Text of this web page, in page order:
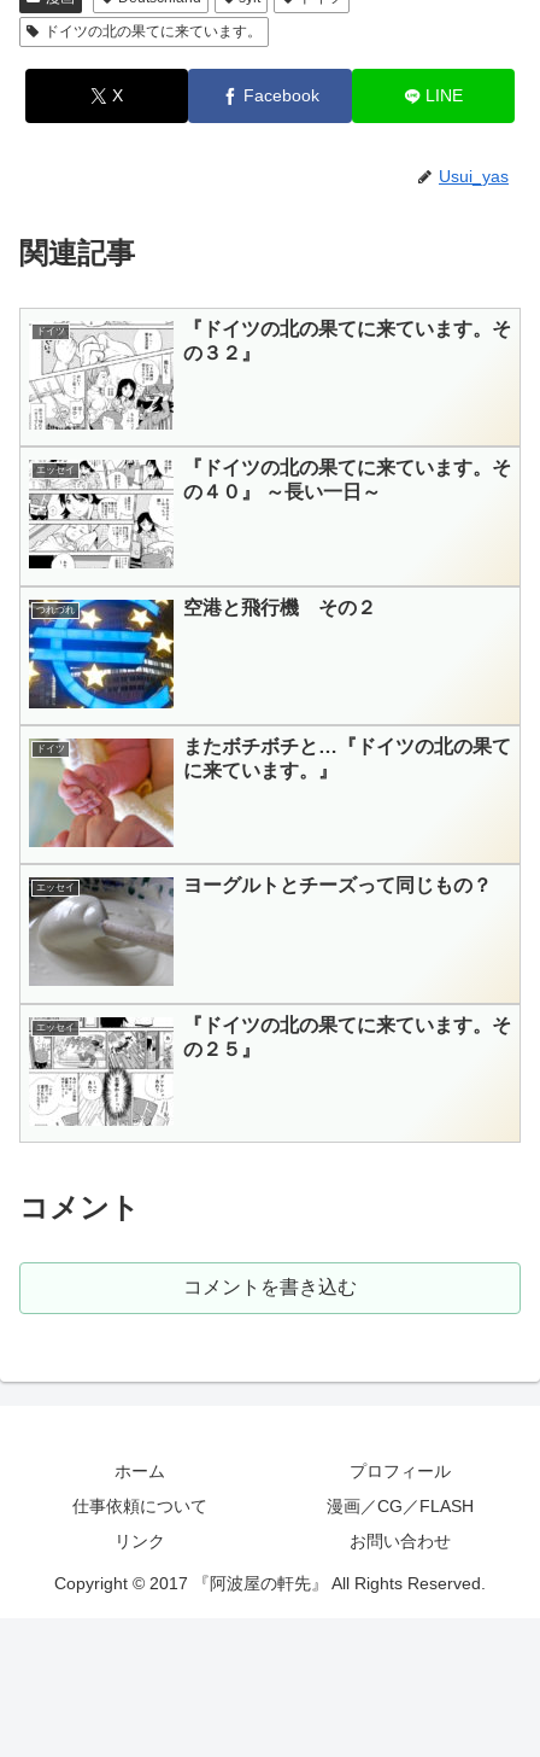
ドイツの北の果てに来ています。
X Facebook LINE
Usui_yas
関連記事
ドイツ
『ドイツの北の果てに来ています。そ
の３２』
エッセイ
『ドイツの北の果てに来ています。そ
の４０』 ～長い一日～
つれづれ 空港と飛行機 その２
ドイツ
またボチボチと…『ドイツの北の果て
に来ています。』
エッセイ ヨーグルトとチーズって同じもの？
エッセイ
『ドイツの北の果てに来ています。そ
の２５』
コメント
コメントを書き込む
ホーム
プロフィール
仕事依頼について
漫画／CG／FLASH
リンク
お問い合わせ
Copyright © 2017 『阿波屋の軒先』 All Rights Reserved.